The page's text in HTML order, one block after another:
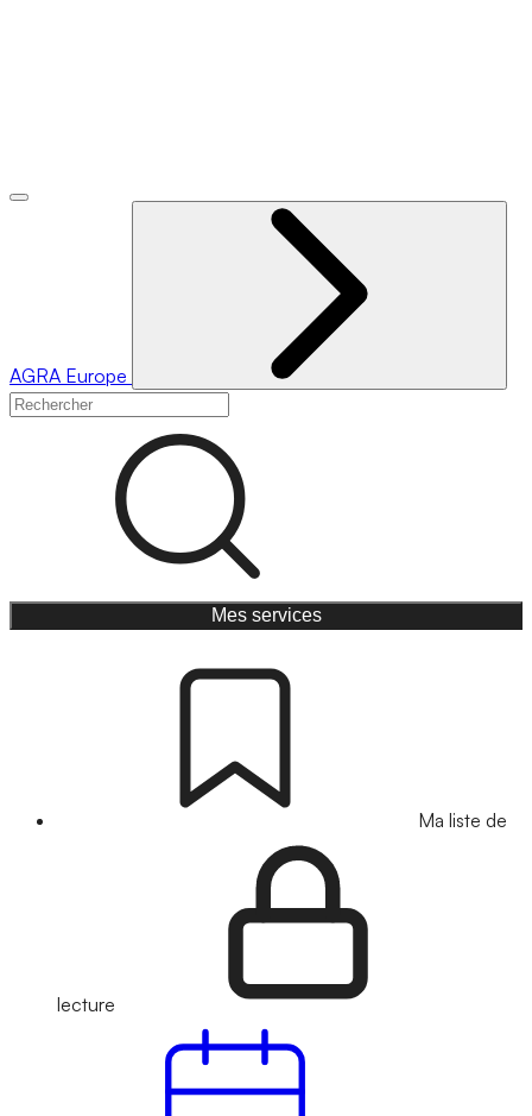
AGRA Europe
Mes services
Ma liste de
lecture